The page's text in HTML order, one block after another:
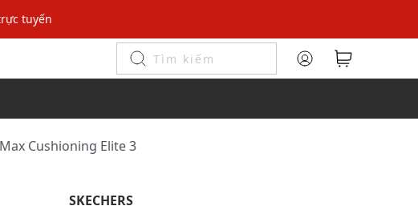
tuyến
viên mới!
tuyến
Max Cushioning Elite 3
SKECHERS